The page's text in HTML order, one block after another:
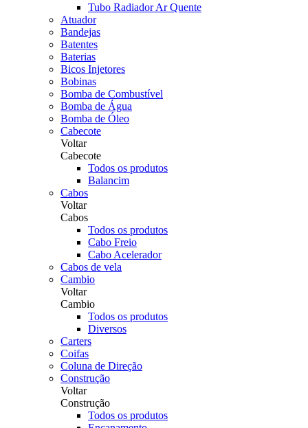
Tubo Radiador Ar Quente
Atuador
Bandejas
Batentes
Baterias
Bicos Injetores
Bobinas
Bomba de Combustível
Bomba de Água
Bomba de Óleo
Cabecote
Voltar
Cabecote
Todos os produtos
Balancim
Cabos
Voltar
Cabos
Todos os produtos
Cabo Freio
Cabo Acelerador
Cabos de vela
Cambio
Voltar
Cambio
Todos os produtos
Diversos
Carters
Coifas
Coluna de Direção
Construção
Voltar
Construção
Todos os produtos